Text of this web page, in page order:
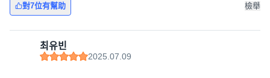
對7位有幫助 檢舉
최유빈
2025.07.09